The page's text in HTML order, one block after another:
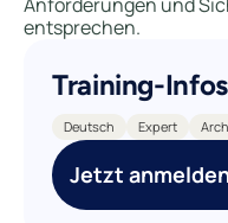
entsprechen.
Training-Infos
Deutsch Expert
Jetzt